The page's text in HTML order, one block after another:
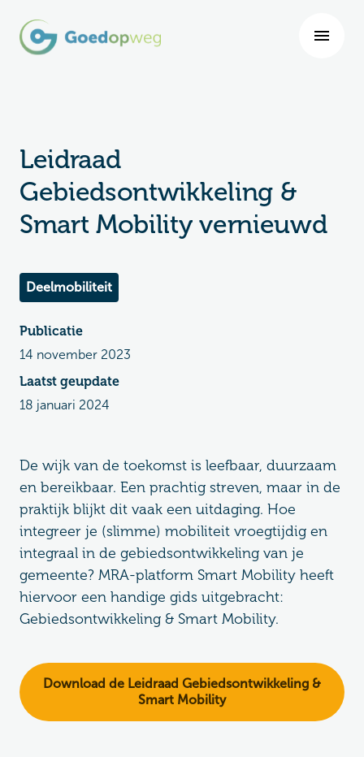
Leidraad
Gebiedsontwikkeling &
Smart Mobility vernieuwd
Deelmobiliteit
Publicatie
14 november 2023
Laatst geupdate
18 januari 2024
De wijk van de toekomst is leefbaar, duurzaam
en bereikbaar. Een prachtig streven, maar in de
praktijk blijkt dit vaak een uitdaging. Hoe
integreer je (slimme) mobiliteit vroegtijdig en
integraal in de gebiedsontwikkeling van je
gemeente? MRA-platform Smart Mobility heeft
hiervoor een handige gids uitgebracht:
Gebiedsontwikkeling & Smart Mobility.
Download de Leidraad Gebiedsontwikkeling &
Smart Mobility